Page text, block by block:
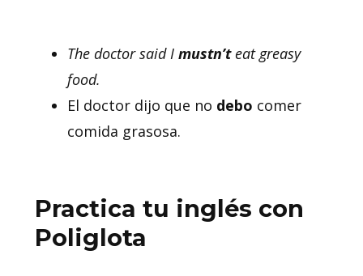
The doctor said I mustn’teat greasy
food.
El doctor dijo que no debo comer
comida grasosa.
Practica tu inglés con
Poliglota